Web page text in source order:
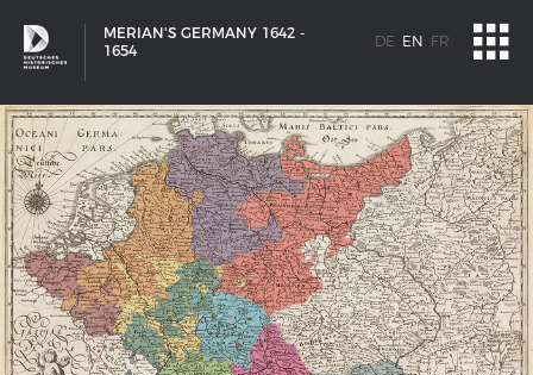
MERIAN'S GERMANY 1642 -
1654
DE EN FR